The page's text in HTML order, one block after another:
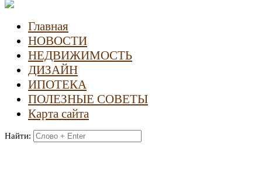
Главная
НОВОСТИ
НЕДВИЖИМОСТЬ
ДИЗАЙН
ИПОТЕКА
ПОЛЕЗНЫЕ СОВЕТЫ
Карта сайта
Найти: